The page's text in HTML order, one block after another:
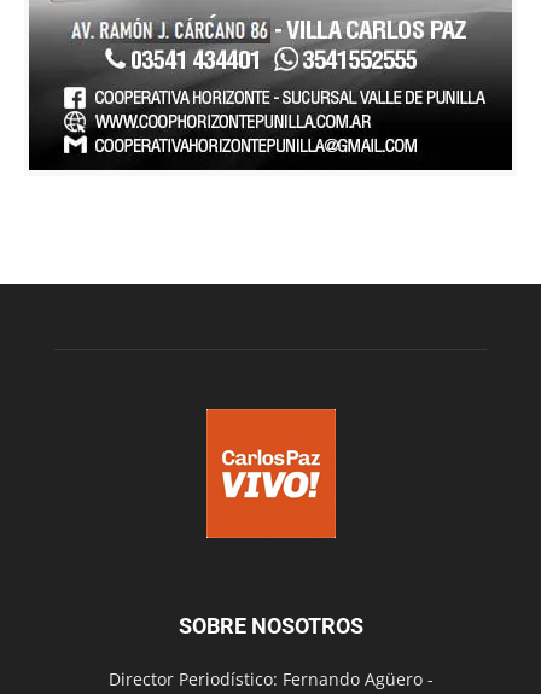
SOBRE NOSOTROS
Director Periodístico: Fernando Agüero -